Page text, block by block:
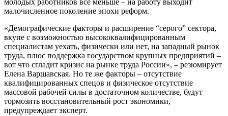
малочисленное поколение эпохи реформ.
«Демографические факторы и расширение “серого” сектора,
вкупе с возможностью высококвалифицированным
специалистам уехать, физически или нет, на западный рынок
труда, плюс поддержка государством крупных предприятий –
вот что сгладит кризис на рынке труда России», – резюмирует
Елена Варшавская. Но те же факторы – отсутствие
квалифицированных спецов и физическое отсутствие
массовой рабочей силы в достаточном количестве, будут
тормозить восстановительный рост экономики,
предупреждает эксперт.